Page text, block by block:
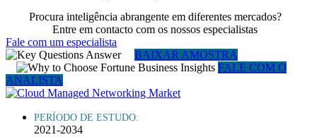
Procura inteligência abrangente em diferentes mercados?
Entre em contacto com os nossos especialistas
Fale com um especialista
BAIXAR AMOSTRA
FALE COM O
ANALISTA
PERÍODO DE ESTUDO:
2021-2034